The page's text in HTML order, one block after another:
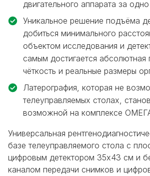
двигательного аппарата за
Уникальное решение подъёма
добиться минимального
объектом исследования и
самым достигается абсолютная
чёткость и реальные размеры
Латерография, которая не
телеуправляемых столах,
возможной на комплексе
Универсальная
базе телеуправляемого стола с
цифровым детектором 35х43 см и
каналом передачи снимков и